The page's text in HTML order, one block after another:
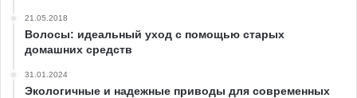
21.05.2018
Волосы: идеальный уход с помощью старых
домашних средств
31.01.2024
Экологичные и надежные приводы для современных